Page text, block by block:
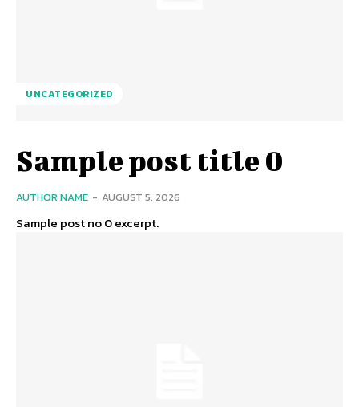
UNCATEGORIZED
Sample post title 0
AUTHOR NAME - AUGUST 5, 2026
Sample post no 0 excerpt.